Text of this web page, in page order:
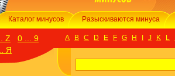
Каталог минусов Разыскиваются минуса
Z
0 ... 9
Я
A B C D E F G H J K L